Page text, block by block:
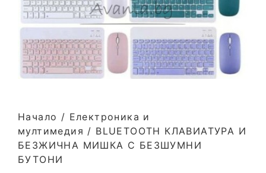
Начало / Електроника и
мултимедия / BLUETOOTH КЛАВИАТУРА И
БЕЗЖИЧНА МИШКА С БЕЗШУМНИ
БУТОНИ